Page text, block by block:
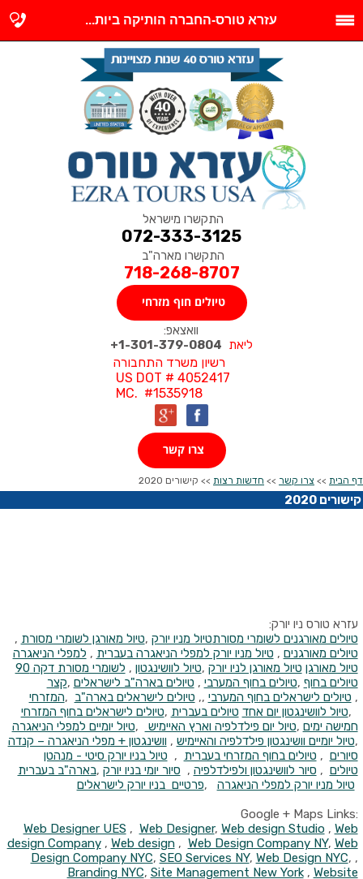
עזרא טורס-החברה הותיקה ביות...
התקשרו מישראל
072-333-3125
טיולים חוף מזרחי
רשיון משרד התחבורה
US DOT # 4052417
MC. #1535918
וואצאפ:
ליאת 1-301-379-0804+
צרו קשר
התקשרו מארה"ב
718-268-8707
דף הבית >> צרו קשר >> חדשות רצות >> קישורים 2020
קישורים 2020
עזרא טורס ניו יורק:
טיולים מאורגנים לשומרי מסורת
, טיול מאורגן לשומרי מסורת, טיול מניו יורק
למפלי הניאגרה , טיול מניו יורק למפלי הניאגרה בעברית , טיולים מאורגנים
לשומרי מסורת דקה 90 , טיול לוושינגטון, טיול מאורגן לניו יורק טיול מאורגן
קצר, טיולים בארה"ב לישראלים , טיולים בחוף המערבי, טיולים בחוף
המזרחי, טיולים לישראלים בארה"ב ,, טיולים לישראלים בחוף המערבי ,
טיולים לישראלים בחוף המזרחי, טיולים בעברית טיול לוושינגטון יום אחד,
טיול יומיים למפלי הניאגרה, טיול יום פילדלפיה וארץ האיימיש, חמישה ימים
וושינגטון + מפלי הניאגרה – קנדה , טיול יומיים וושינגטון פילדלפיה והאיימיש,
טיול בניו יורק סיטי - מנהטן , טיולים בחוף המזרחי בעברית , סיורים
בארה"ב בעברית, סיור יומי בניו יורק , סיור לוושינגטון ולפילדלפיה , טיולים
פרטיים בניו יורק לישראלים, טיול מניו יורק למפלי הניאגרה
Google + Maps Links:
Web Designer UES , Web Designer, Web design Studio, Web
design Company, Web design, Web Design Company NY, Web
Design Company NYC, SEO Services NY, Web Design NYC, ,
Branding NYC, Site Management New York, Website